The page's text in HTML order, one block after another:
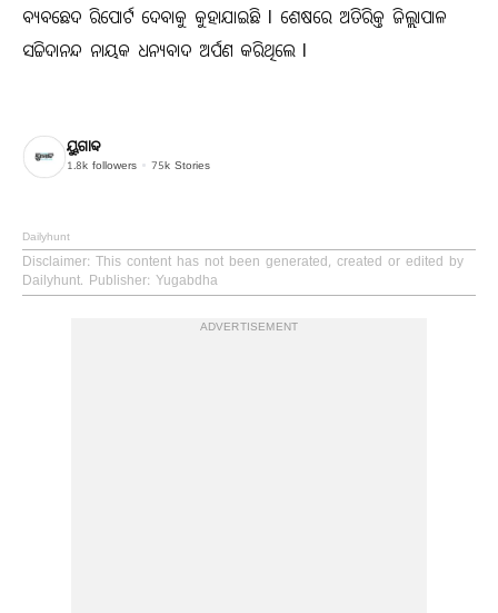
ବ୍ୟବଛେଦ ରିପୋର୍ଟ ଦେବାକୁ କୁହାଯାଇଛି l ଶେଷରେ ଅତିରିକ୍ତ ଜିଲ୍ଲାପାଳ
ସଚ୍ଚିଦାନନ୍ଦ ନାୟକ ଧନ୍ୟବାଦ ଅର୍ପଣ କରିଥିଲେ l
ୟୁଗାବ୍ଦ
1.8k followers 75k Stories
Dailyhunt
Disclaimer: This content has not been generated, created or edited by
Dailyhunt. Publisher: Yugabdha
ADVERTISEMENT